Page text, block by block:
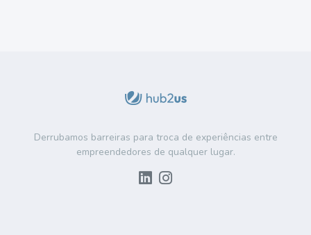
Derrubamos barreiras para troca de experiências entre
empreendedores de qualquer lugar.